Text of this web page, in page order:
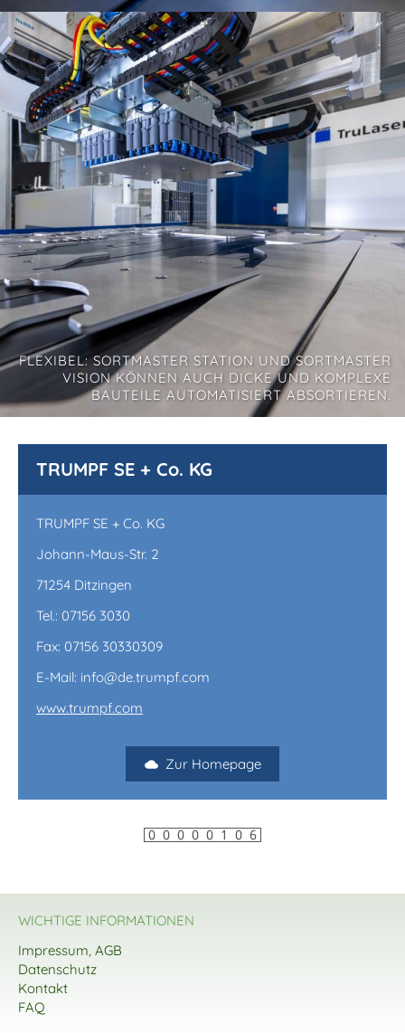
FLEXIBEL: SORTMASTER STATION UND SORTMASTER
VISION KÖNNEN AUCH DICKE UND KOMPLEXE
BAUTEILE AUTOMATISIERT ABSORTIEREN.
TRUMPF SE + Co. KG
TRUMPF SE + Co. KG
Johann-Maus-Str. 2
71254 Ditzingen
Tel.: 07156 3030
Fax: 07156 30330309
E-Mail: info@de.trumpf.com
www.trumpf.com
Zur Homepage
WICHTIGE INFORMATIONEN
Impressum, AGB
Datenschutz
Kontakt
FAQ